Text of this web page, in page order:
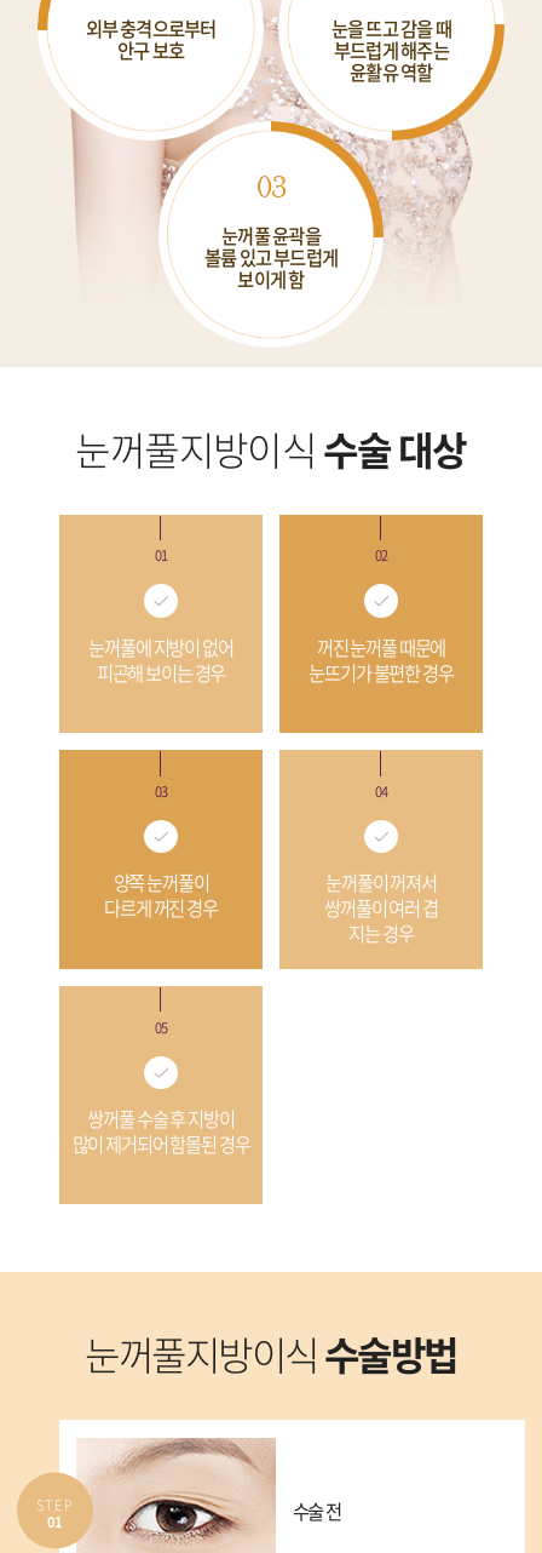
외부 충격으로부터
안구 보호
눈을 뜨고 감을 때
부드럽게 해주는
윤활유 역할
03
눈꺼풀 윤곽을
볼륨 있고 부드럽게
보이게 함
눈꺼풀지방이식 수술 대상
01
눈꺼풀에 지방이 없어
피곤해 보이는 경우
02
꺼진 눈꺼풀 때문에
눈뜨기가 불편한 경우
03
양쪽 눈꺼풀이
다르게 꺼진 경우
04
눈꺼풀이 꺼져서
쌍꺼풀이 여러 겹
지는 경우
05
쌍꺼풀 수술 후 지방이
많이 제거되어 함몰된 경우
눈꺼풀지방이식수술방법
STEP
01
수술 전